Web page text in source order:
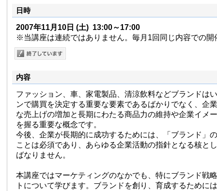
日時
2007年11月10日 (土) 13:00～17:00
※当講座は連続ではありません。毎月1回同じ内容での開
内容
ファッション、車、家電製品、清涼飲料などブランドは
ンで購買を決定する重要な要素であるばかりでなく、企
な売上げの増加と長期にわたる商品力の維持や企業イメ
を握る重要な概念です。
今後、企業が長期的に成功するためには、「ブランド」
ことは必須であり、あらゆる企業活動の指針となる核と
ばなりません。
本講座ではマーケティングのなかでも、特にブランド戦
トについて学びます。ブランドを創り、育成するために